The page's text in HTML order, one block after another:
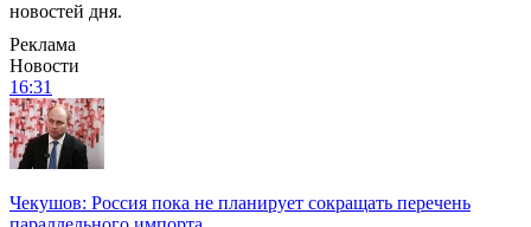
новостей дня.
Реклама
Новости
16:31
Чекушов: Россия пока не планирует сокращать перечень